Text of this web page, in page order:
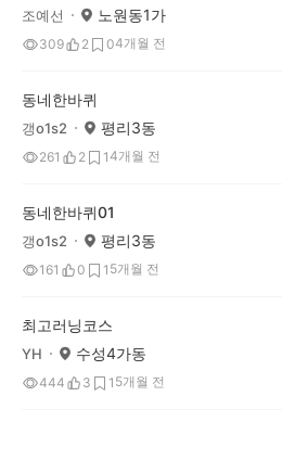
조예선 노원동1가
309 2 04개월 전
동네한바퀴
갱o1s2 평리3동
261 2 14개월 전
동네한바퀴01
갱o1s2 평리3동
161 0 1 5개월 전
최고러닝코스
YH 수성4가동
444 3 1 5개월 전